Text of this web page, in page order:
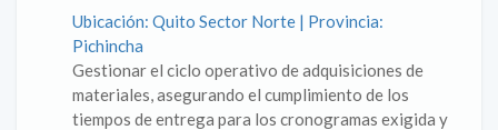
Ubicación: Quito Sector Norte | Provincia:
Pichincha
Gestionar el ciclo operativo de adquisiciones de
materiales, asegurando el cumplimiento de los
tiempos de entrega para los cronogramas exigida y